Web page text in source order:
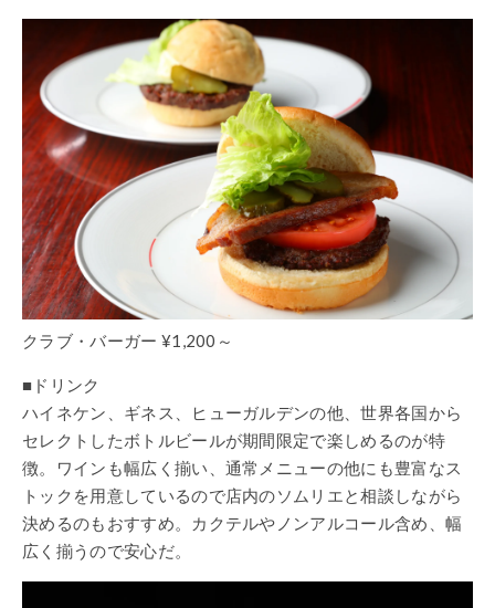
クラブ・バーガー ¥1,200～
■ドリンク
ハイネケン、ギネス、ヒューガルデンの他、世界各国から
セレクトしたボトルビールが期間限定で楽しめるのが特
徴。ワインも幅広く揃い、通常メニューの他にも豊富なス
トックを用意しているので店内のソムリエと相談しながら
決めるのもおすすめ。カクテルやノンアルコール含め、幅
広く揃うので安心だ。